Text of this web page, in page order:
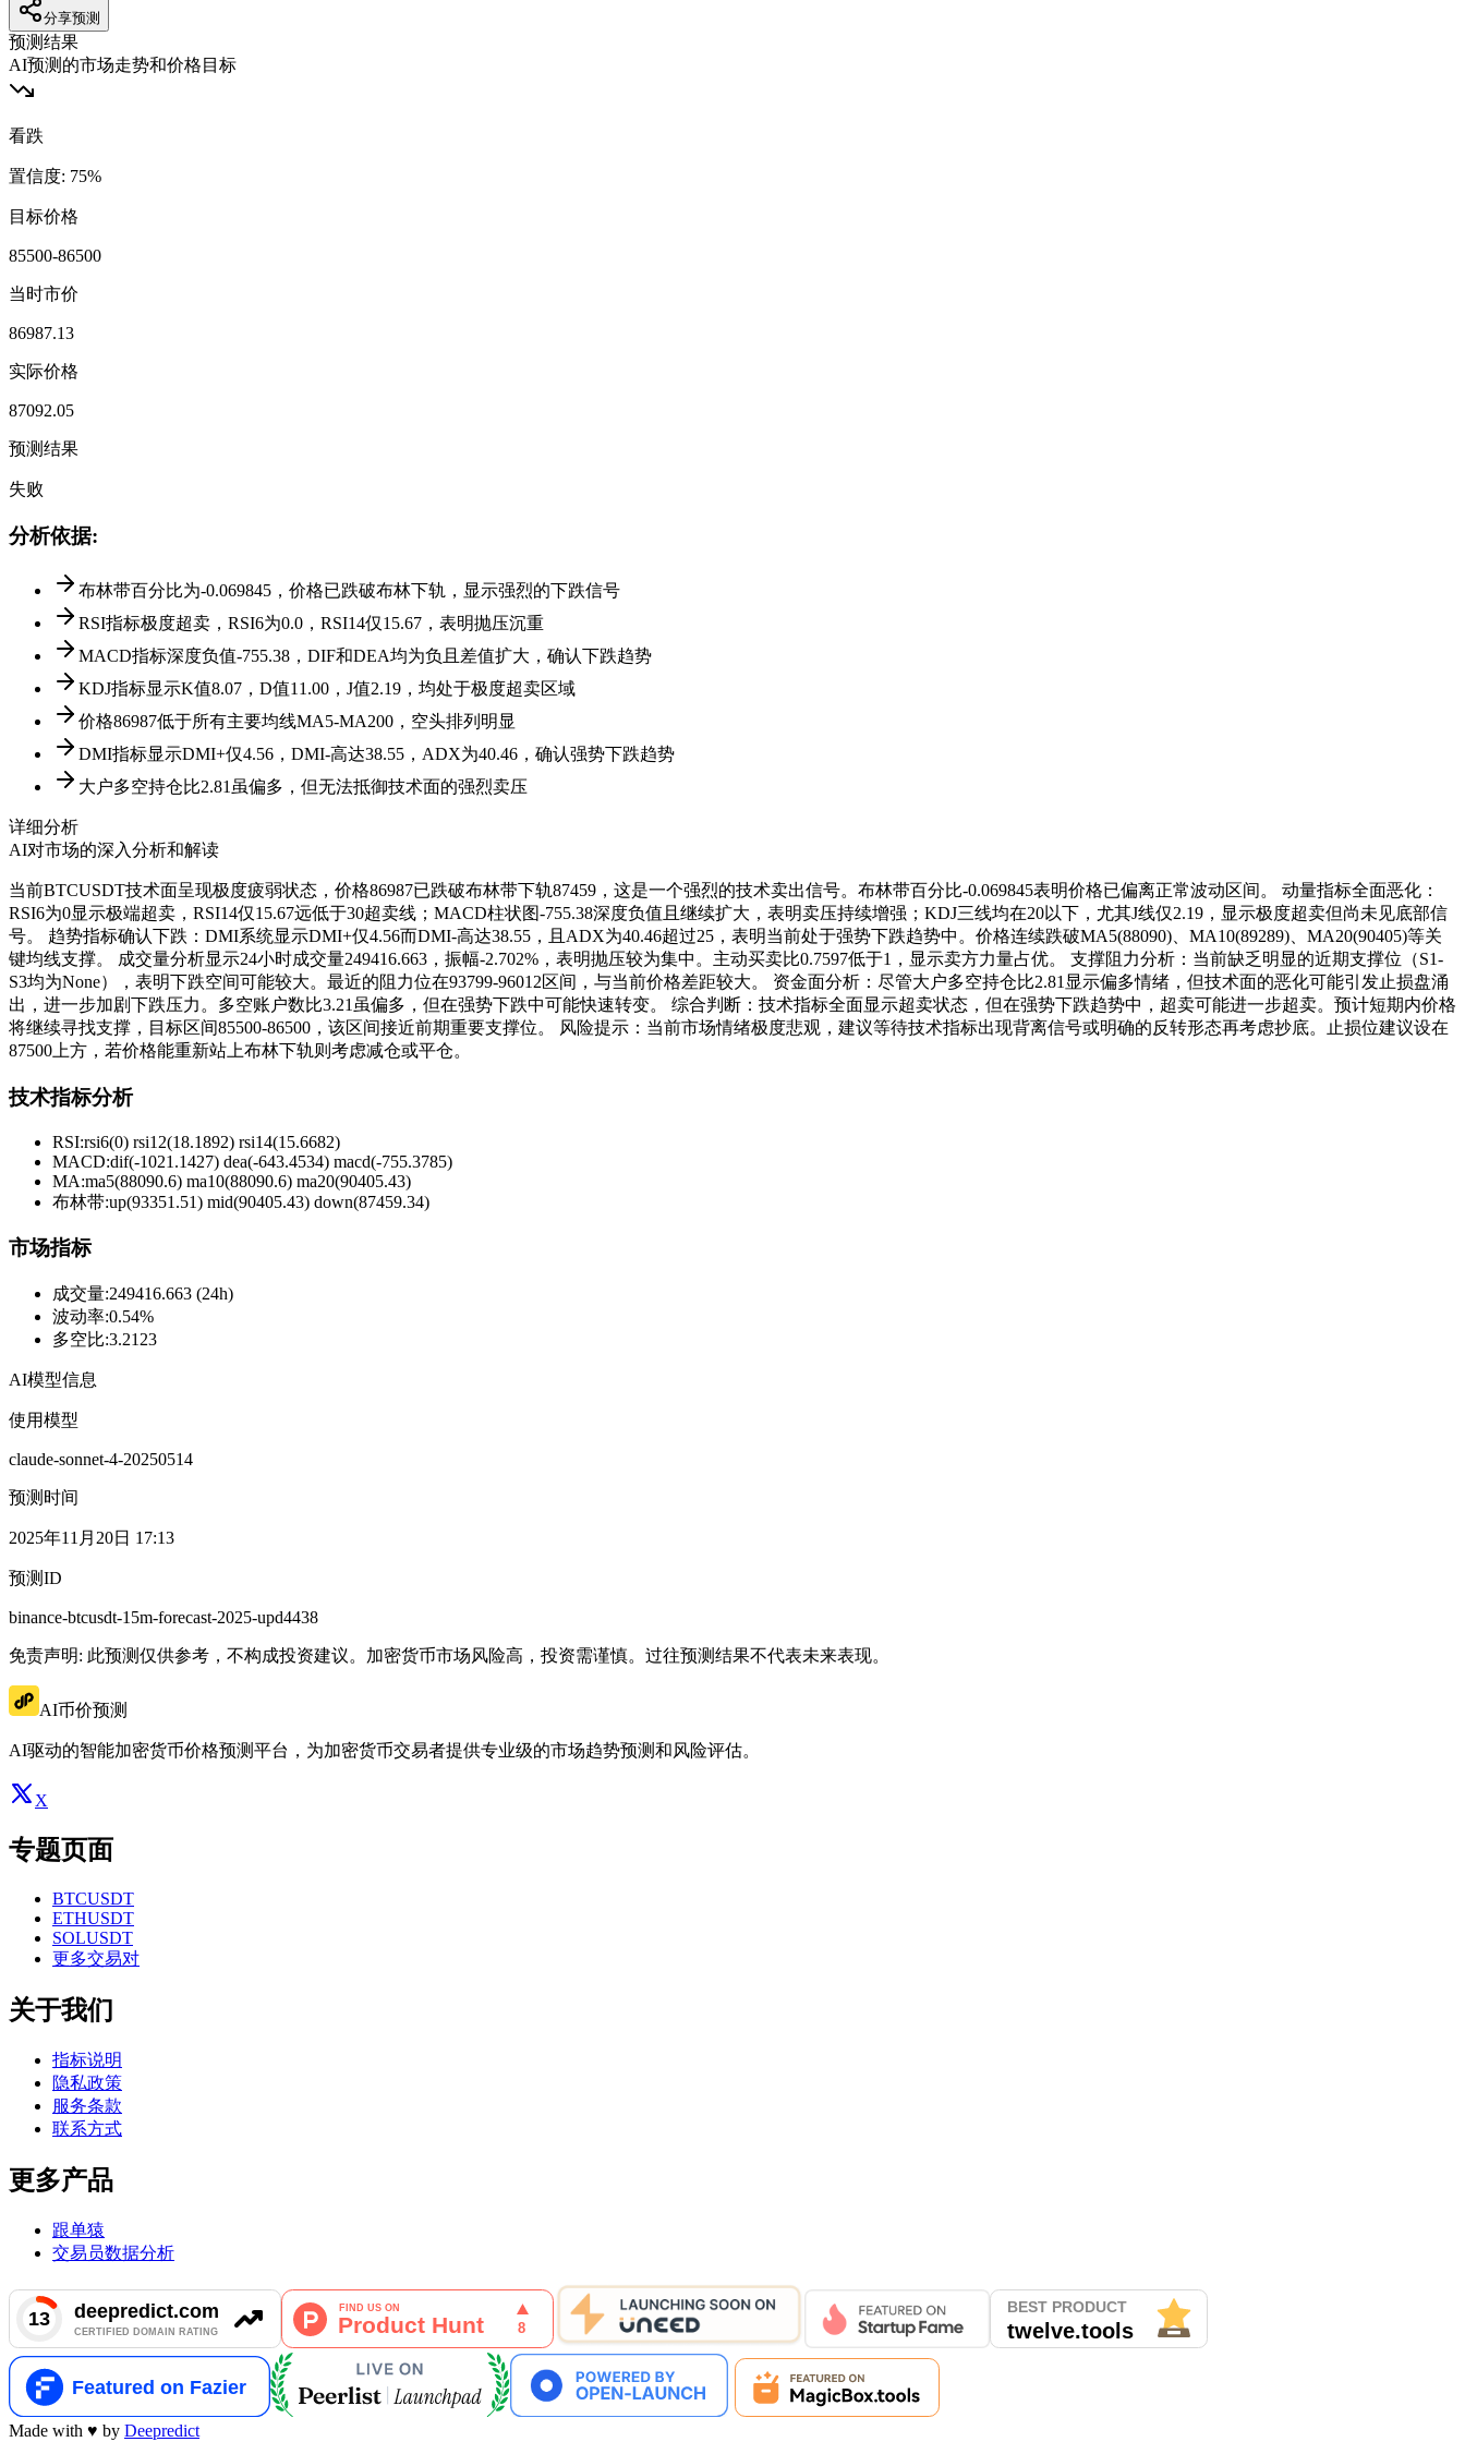
分享预测
预测结果
AI预测的市场走势和价格目标
看跌
置信度: 75%
目标价格
85500-86500
当时市价
86987.13
实际价格
87092.05
预测结果
失败
分析依据:
布林带百分比为-0.069845，价格已跌破布林下轨，显示强烈的下跌信号
RSI指标极度超卖，RSI6为0.0，RSI14仅15.67，表明抛压沉重
MACD指标深度负值-755.38，DIF和DEA均为负且差值扩大，确认下跌趋势
KDJ指标显示K值8.07，D值11.00，J值2.19，均处于极度超卖区域
价格86987低于所有主要均线MA5-MA200，空头排列明显
DMI指标显示DMI+仅4.56，DMI-高达38.55，ADX为40.46，确认强势下跌趋势
大户多空持仓比2.81虽偏多，但无法抵御技术面的强烈卖压
详细分析
AI对市场的深入分析和解读
当前BTCUSDT技术面呈现极度疲弱状态，价格86987已跌破布林带下轨87459，这是一个强烈的技术卖出信号。布林带百分比-0.069845表明价格已偏离正常波动区间。 动量指标全面恶化：
RSI6为0显示极端超卖，RSI14仅15.67远低于30超卖线；MACD柱状图-755.38深度负值且继续扩大，表明卖压持续增强；KDJ三线均在20以下，尤其J线仅2.19，显示极度超卖但尚未见底部信
号。 趋势指标确认下跌：DMI系统显示DMI+仅4.56而DMI-高达38.55，且ADX为40.46超过25，表明当前处于强势下跌趋势中。价格连续跌破MA5(88090)、MA10(89289)、MA20(90405)等关
键均线支撑。 成交量分析显示24小时成交量249416.663，振幅-2.702%，表明抛压较为集中。主动买卖比0.7597低于1，显示卖方力量占优。 支撑阻力分析：当前缺乏明显的近期支撑位（S1-
S3均为None），表明下跌空间可能较大。最近的阻力位在93799-96012区间，与当前价格差距较大。 资金面分析：尽管大户多空持仓比2.81显示偏多情绪，但技术面的恶化可能引发止损盘涌
出，进一步加剧下跌压力。多空账户数比3.21虽偏多，但在强势下跌中可能快速转变。 综合判断：技术指标全面显示超卖状态，但在强势下跌趋势中，超卖可能进一步超卖。预计短期内价格
将继续寻找支撑，目标区间85500-86500，该区间接近前期重要支撑位。 风险提示：当前市场情绪极度悲观，建议等待技术指标出现背离信号或明确的反转形态再考虑抄底。止损位建议设在
87500上方，若价格能重新站上布林下轨则考虑减仓或平仓。
技术指标分析
RSI:rsi6(0) rsi12(18.1892) rsi14(15.6682)
MACD:dif(-1021.1427) dea(-643.4534) macd(-755.3785)
MA:ma5(88090.6) ma10(88090.6) ma20(90405.43)
布林带:up(93351.51) mid(90405.43) down(87459.34)
市场指标
成交量:249416.663 (24h)
波动率:0.54%
多空比:3.2123
AI模型信息
使用模型
claude-sonnet-4-20250514
预测时间
2025年11月20日 17:13
预测ID
binance-btcusdt-15m-forecast-2025-upd4438
免责声明: 此预测仅供参考，不构成投资建议。加密货币市场风险高，投资需谨慎。过往预测结果不代表未来表现。
AI币价预测
AI驱动的智能加密货币价格预测平台，为加密货币交易者提供专业级的市场趋势预测和风险评估。
X
专题页面
BTCUSDT
ETHUSDT
SOLUSDT
更多交易对
关于我们
指标说明
隐私政策
服务条款
联系方式
更多产品
跟单猿
交易员数据分析
Made with ♥ by Deepredict